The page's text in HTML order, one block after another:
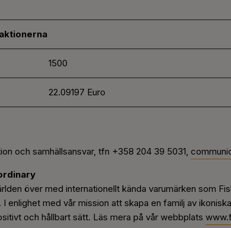
1500
22.09197 Euro
och samhällsansvar, tfn +358 204 39 5031,
över med internationellt kända varumärken som
med vår mission att skapa en familj av
och hållbart sätt. Läs mera på vår webbplats